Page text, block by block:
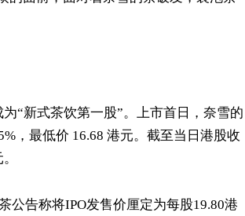
“新式茶饮第一股”。上市首日，奈雪的
，最低价 16.68 港元。截至当日港股收
公告称将IPO发售价厘定为每股19.80港